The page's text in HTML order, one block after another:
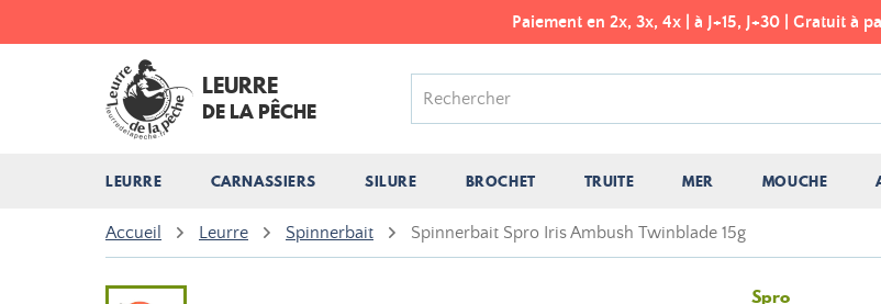
Paiement en 2x, 3x, 4x | à J+15, J+30 | Gratuit à
LEURRE
DE LA PÊCHE
LEURRE CARNASSIERS SILURE BROCHET TRUITE MER MOUCHE
Accueil Leurre Spinnerbait Spinnerbait Spro Iris Ambush Twinblade 15g
Spro